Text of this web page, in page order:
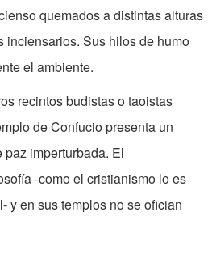
quemados a distintas alturas
inciensarios. Sus hilos de humo
el ambiente.
recintos budistas o taoistas
de Confucio presenta un
imperturbada. El
-como el cristianismo lo es
y en sus templos no se ofician